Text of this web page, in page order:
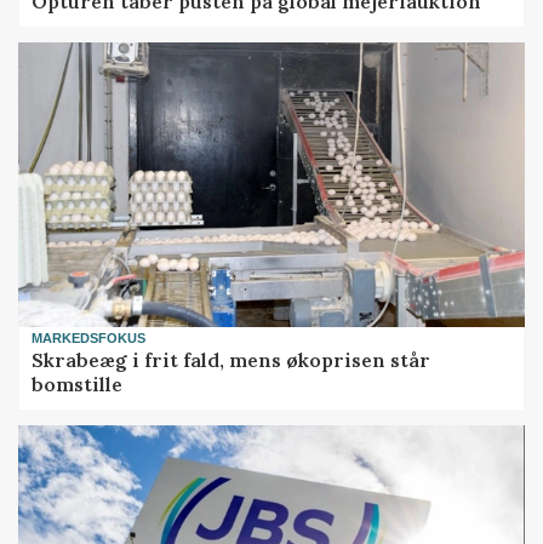
MARKEDSFOKUS
Skrabeæg i frit fald, mens økoprisen står
bomstille